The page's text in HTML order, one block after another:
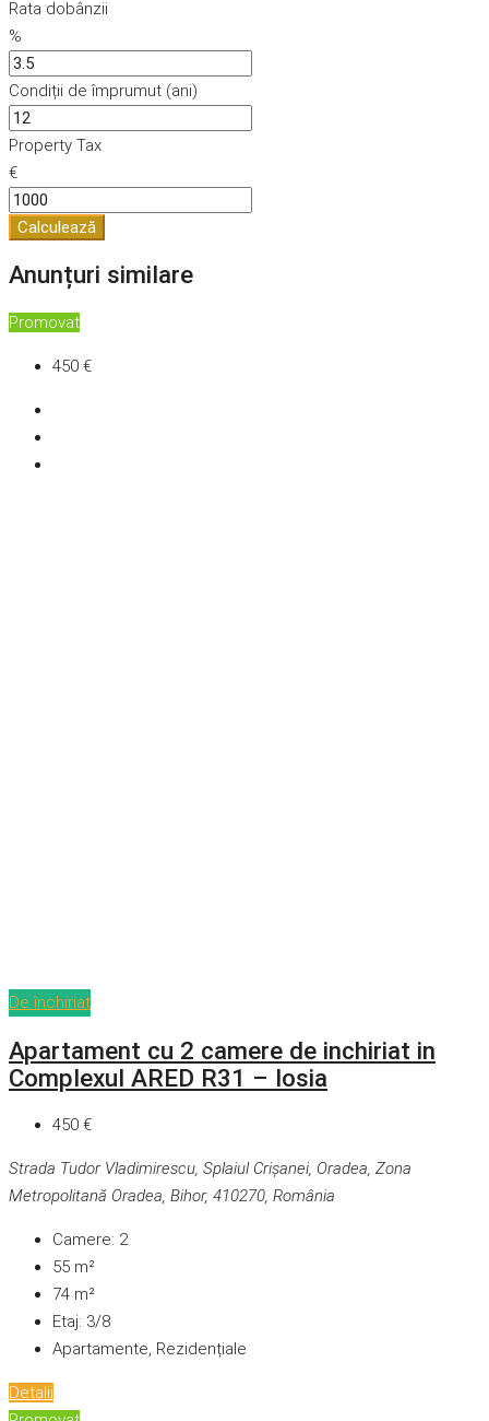
Rata dobânzii
%
Condiții de împrumut (ani)
Property Tax
€
Calculează
Anunțuri similare
Promovat
450 €
De închiriat
Apartament cu 2 camere de inchiriat in
Complexul ARED R31 – Iosia
450 €
Strada Tudor Vladimirescu, Splaiul Crișanei, Oradea, Zona
Metropolitană Oradea, Bihor, 410270, România
Camere: 2
55 m²
74 m²
Etaj: 3/8
Apartamente, Rezidențiale
Detalii